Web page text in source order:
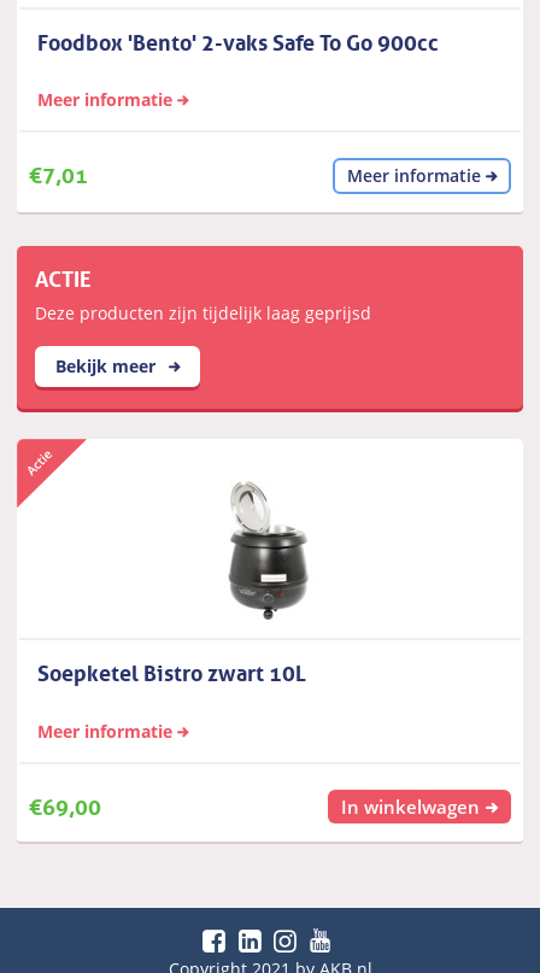
Foodbox 'Bento' 2-vaks Safe To Go 900cc
Meer informatie
€7,01 Meer informatie
ACTIE
Deze producten zijn tijdelijk laag geprijsd
Bekijk meer
Soepketel Bistro zwart 10L
Meer informatie
€69,00 In winkelwagen